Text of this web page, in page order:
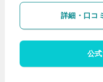
詳細・口コ
公